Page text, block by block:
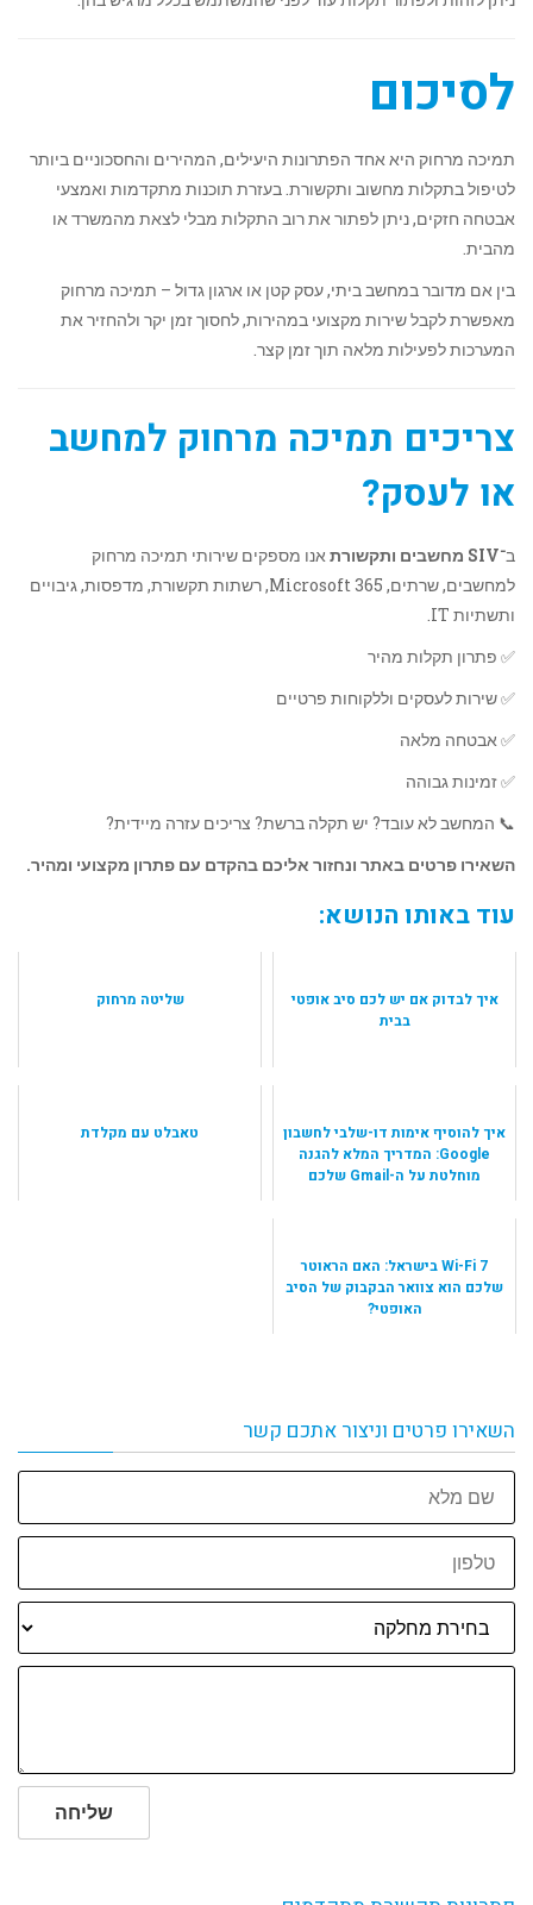
לסיכום
תמיכה מרחוק היא אחד הפתרונות היעילים, המהירים והחסכוניים ביותר
לטיפול בתקלות מחשוב ותקשורת. בעזרת תוכנות מתקדמות ואמצעי
אבטחה חזקים, ניתן לפתור את רוב התקלות מבלי לצאת מהמשרד או
מהבית.
בין אם מדובר במחשב ביתי, עסק קטן או ארגון גדול – תמיכה מרחוק
מאפשרת לקבל שירות מקצועי במהירות, לחסוך זמן יקר ולהחזיר את
המערכות לפעילות מלאה תוך זמן קצר.
צריכים תמיכה מרחוק למחשב
או לעסק?
ב־SIV מחשבים ותקשורת
אנו מספקים שירותי תמיכה מרחוק
למחשבים, שרתים, Microsoft 365, רשתות תקשורת, מדפסות, גיבויים
ותשתיות IT.
✅ פתרון תקלות מהיר
✅ שירות לעסקים וללקוחות פרטיים
✅ אבטחה מלאה
✅ זמינות גבוהה
📞 המחשב לא עובד? יש תקלה ברשת? צריכים עזרה מיידית?
השאירו פרטים באתר ונחזור אליכם בהקדם עם פתרון מקצועי ומהיר.
עוד באותו הנושא:
איך לבדוק אם יש לכם סיב אופטי
בבית
שליטה מרחוק
איך להוסיף אימות דו-שלבי לחשבון
Google: המדריך המלא להגנה
מוחלטת על ה-Gmail שלכם
טאבלט עם מקלדת
Wi-Fi 7 בישראל: האם הראוטר
שלכם הוא צוואר הבקבוק של הסיב
האופטי?
השאירו פרטים וניצור אתכם קשר
שם
מלא
טלפון
שליחה